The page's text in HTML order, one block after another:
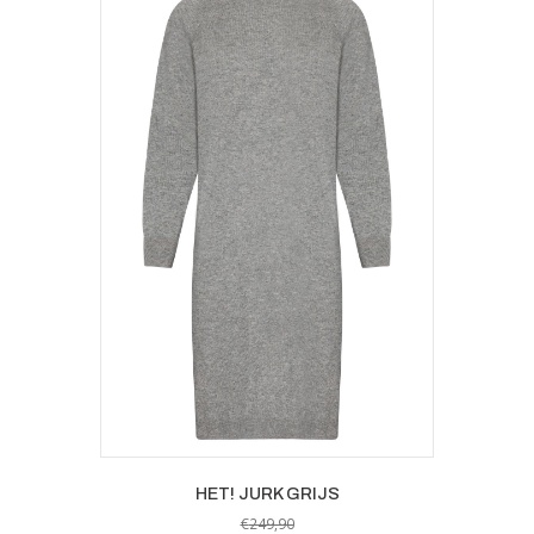
HET! JURK GRIJS
€249,90